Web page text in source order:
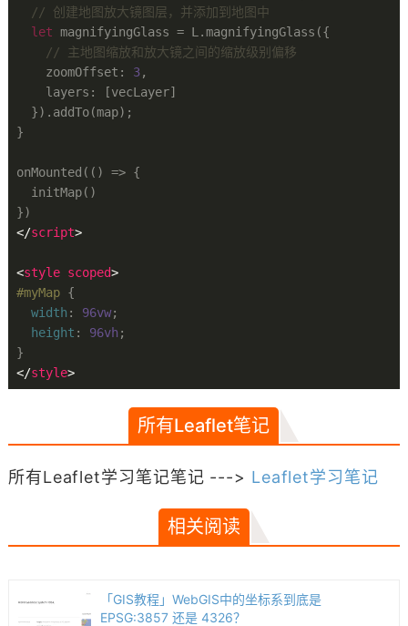
// 创建地图放大镜图层，并添加到地图中
let magnifyingGlass = L.magnifyingGlass({
// 主地图缩放和放大镜之间的缩放级别偏移
    zoomOffset:
3,
    layers: [vecLayer]
  }).addTo(map);
}
onMounted(() => {
  initMap()
</script>
<style scoped>
#myMap {
width : 96vw;
height : 96vh
}
</style>
所有Leaflet笔记
所有Leaflet学习笔记笔记 ---> Leaflet学习笔记
相关阅读
「GIS教程」WebGIS中的坐标系到底是
EPSG:3857 还是 4326？